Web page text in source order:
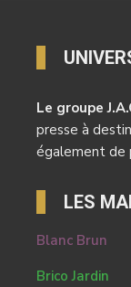
Le groupe
presse à
également de
LES
Blanc Brun
Brico Jardin